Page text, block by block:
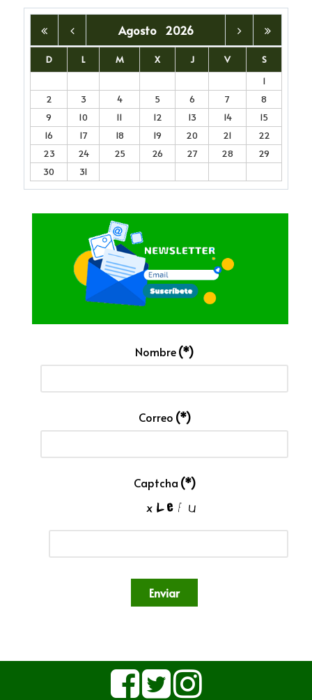
Agosto 2026
D L M X J V
S
1
2
3 4 5 6 7
8
9
10 11 12 13 14
15
16
17 18 19 20 21
22
23
24 25 26 27 28
29
30
31
Nombre(*)
Correo (*)
Captcha (*)
Enviar